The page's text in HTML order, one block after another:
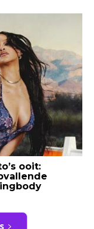
ooit: